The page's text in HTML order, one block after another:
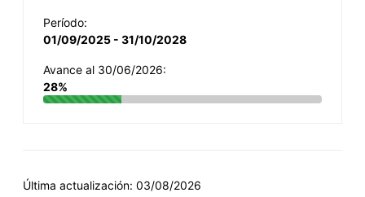
Período:
01/09/2025 - 31/10/2028
Avance al 30/06/2026:
28%
Última actualización: 03/08/2026